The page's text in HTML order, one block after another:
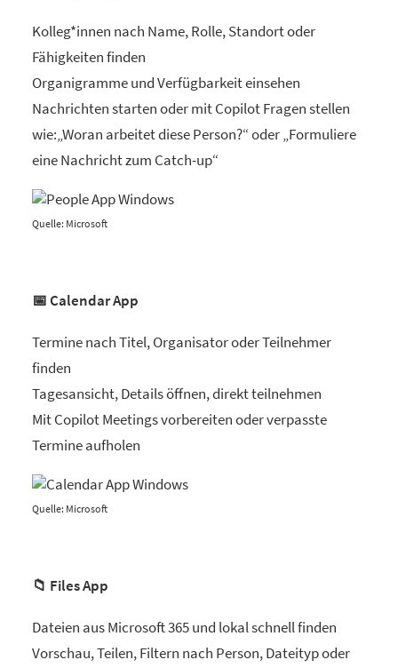
Kolleg*innen nach Name, Rolle, Standort oder
Fähigkeiten finden
Organigramme und Verfügbarkeit einsehen
Nachrichten starten oder mit Copilot Fragen stellen
wie:„Woran arbeitet diese Person?“ oder „Formuliere
eine Nachricht zum Catch-up“
Quelle: Microsoft
📅 Calendar App
Termine nach Titel, Organisator oder Teilnehmer
finden
Tagesansicht, Details öffnen, direkt teilnehmen
Mit Copilot Meetings vorbereiten oder verpasste
Termine aufholen
Quelle: Microsoft
📁 Files App
Dateien aus Microsoft 365 und lokal schnell finden
Vorschau, Teilen, Filtern nach Person, Dateityp oder